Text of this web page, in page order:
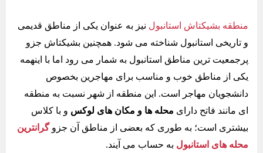
منطقه بشیکتاش استانبول نیز به عنوان یکی از مناطق قدیمی
و تاریخی استانبول شناخته می شود. همچنین بشیکتاش جزو
پرجمعیت ترین مناطق استانبول به شمار می رود اما با اینهمه
یکی از مناطق خوب و مناسب برای مهاجرین بخصوص
دانشجویان مهاجر است. این منطقه از شهر نسبت به منطقه
ای مانند فاتح دارای محله ها و مکان های لوکس و با کلاس
بیشتری است؛ به طوری که بعضی از مناطق آن جزوگرانترین
محله های استانبول به حساب می آیند.